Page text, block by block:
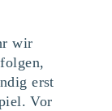
wir
erst
Vor